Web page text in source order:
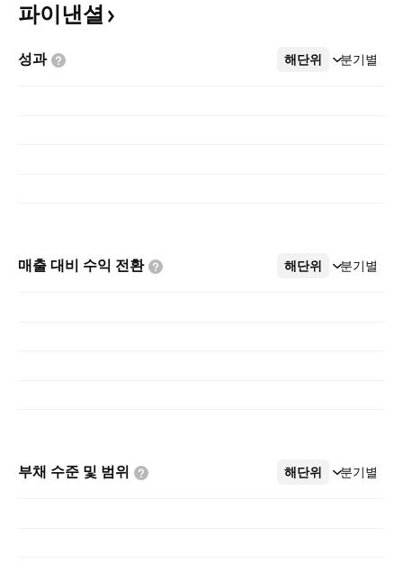
파이낸셜
성과 해단위 분기별
더보기
매출 대비 수익 전환 해단위 분기별
더보기
부채 수준 및 범위 해단위 분기별
더보기